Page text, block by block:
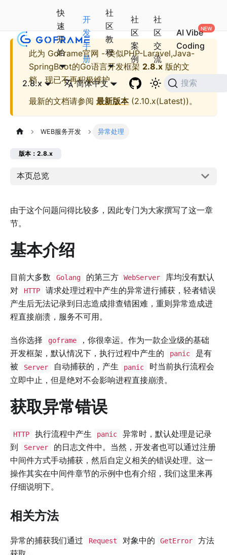
快
速
开
始
开
发
手
册
社
区
教
程
社
区
案
例
社
区
交
流
AI Vibe
Coding
2.8.x 简体中文 搜索
此为 GoFrame官网 - 类似PHP-Laravel,Java-
SpringBoot的Go语言开发框架 2.8.x 版的文
档，现已不再积极维护。
最新的文档请参阅 最新版本(2.10.x(Latest))。
WEB服务开发 异常处理
版本：2.8.x
本页总览
由于这个问题问得比较多，因此专门为大家撰写了这一章
节。
基本介绍
目前大多数 Golang 的第三方 WebServer
库均没有默认
对
HTTP
请求处理过程中产生的异常进行捕获，轻者错误
产生后无法记录到日志造成排查错困难，重则异常造成进
程直接崩溃，服务不可用。
当你选择 goframe
，你很幸运。作为一款企业级的基础
开发框架，默认情况下，执行过程中产生的
panic
是有
被
Server 自动捕获的，产生 panic
时当前执行流程会
立即中止，但是绝对不会影响进程直接崩溃。
获取异常错误
HTTP 执行流程中产生 panic
异常时，默认处理是记录
到
Server
的日志文件中。当然，开发者也可以通过注册
中间件方式手动捕获，然后自定义相关的错误处理。这一
操作其实在中间件章节的示例中也有介绍，我们这里来再
仔细说明下。
相关方法
异常的捕获我们通过 Request 对象中的 GetError
方法